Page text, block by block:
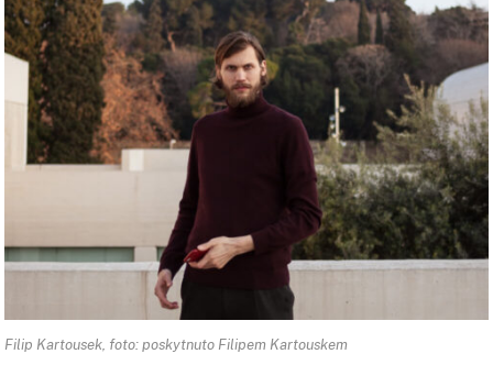
Filip Kartousek, foto: poskytnuto Filipem Kartouskem